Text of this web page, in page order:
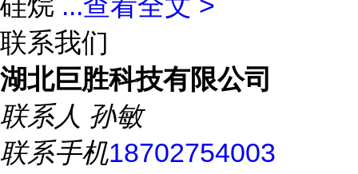
联系我们
湖北巨胜科技有限公司
联系人 孙敏
联系手机18702754003